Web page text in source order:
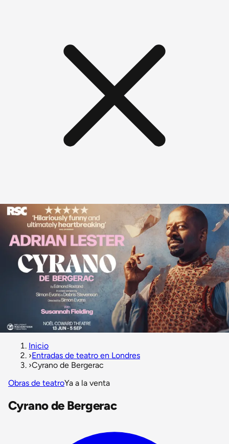
Inicio
›Entradas de teatro en Londres
›Cyrano de Bergerac
Obras de teatroYa a la venta
Cyrano de Bergerac